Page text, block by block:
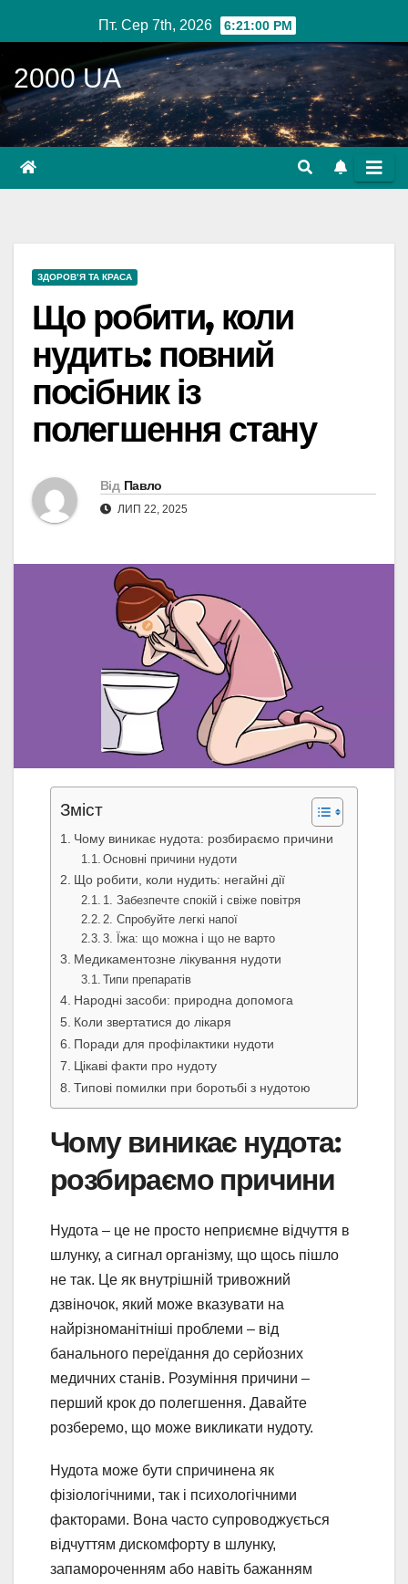
до
вмісту
Пт. Сер 7th, 2026 6:21:01 PM
2000 UA
ЗДОРОВ’Я ТА КРАСА
Що робити, коли
нудить: повний
посібник із
полегшення стану
Від Павло
ЛИП 22, 2025
Зміст
Чому виникає нудота: розбираємо причини
Основні причини нудоти
Що робити, коли нудить: негайні дії
1. Забезпечте спокій і свіже повітря
2. Спробуйте легкі напої
3. Їжа: що можна і що не варто
Медикаментозне лікування нудоти
Типи препаратів
Народні засоби: природна допомога
Коли звертатися до лікаря
Поради для профілактики нудоти
Цікаві факти про нудоту
Типові помилки при боротьбі з нудотою
Чому виникає нудота:
розбираємо причини
Нудота – це не просто неприємне відчуття в
шлунку, а сигнал організму, що щось пішло
не так. Це як внутрішній тривожний
дзвіночок, який може вказувати на
найрізноманітніші проблеми – від
банального переїдання до серйозних
медичних станів. Розуміння причини –
перший крок до полегшення. Давайте
розберемо, що може викликати нудоту.
Нудота може бути спричинена як
фізіологічними, так і психологічними
факторами. Вона часто супроводжується
відчуттям дискомфорту в шлунку,
запамороченням або навіть бажанням